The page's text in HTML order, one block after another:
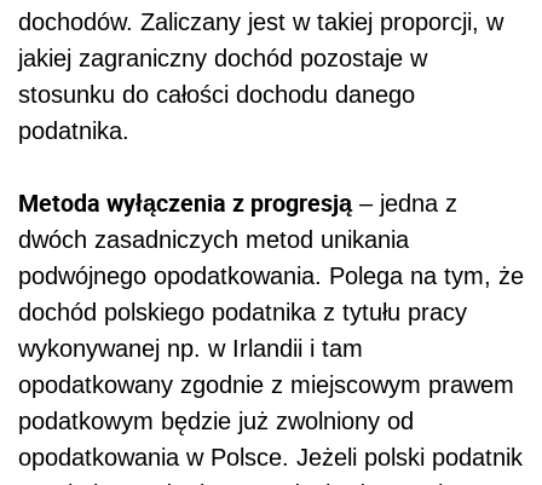
dochodów. Zaliczany jest w takiej proporcji, w
jakiej zagraniczny dochód pozostaje w
stosunku do całości dochodu danego
podatnika.
Metoda wyłączenia z progresją– jedna z
dwóch zasadniczych metod unikania
podwójnego opodatkowania. Polega na tym, że
dochód polskiego podatnika z tytułu pracy
wykonywanej np. w Irlandii i tam
opodatkowany zgodnie z miejscowym prawem
podatkowym będzie już zwolniony od
opodatkowania w Polsce. Jeżeli polski podatnik